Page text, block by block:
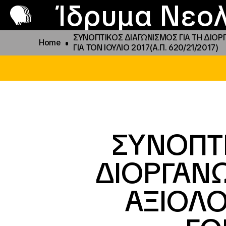
Ίδρυμα
Home
ΣΥΝΟΠΤΙΚΟΣ ΔΙΑΓΩΝΙΣΜΟΣ ΓΙΑ ΤΗ
ΓΙΑ ΤΟΝ ΙΟΥΛΙΟ 2017(A.Π. 620/21/2017)